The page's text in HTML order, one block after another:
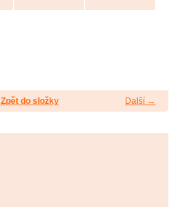
Další →
Zpět do složky